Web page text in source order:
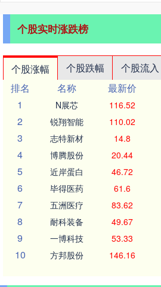
个股实时涨跌榜
个股涨幅 个股跌幅 个股流入
排名
名称 最新价
1
N展芯 116.52
2 锐翔智能 110.02
3 志特新材 14.8
4 博腾股份 20.44
5 近岸蛋白 46.72
6 毕得医药 61.6
7 五洲医疗 83.62
8 耐科装备 49.67
9 一博科技 53.33
10 方邦股份 146.16